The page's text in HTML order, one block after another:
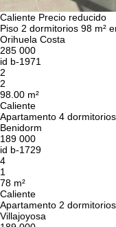
Caliente Precio reducido
Piso 2 dormitorios 98 m²
Orihuela Costa
285 000
id b-1971
2
2
98.00 m²
Caliente
Apartamento 4
Benidorm
189 000
id b-1729
4
1
78 m²
Caliente
Apartamento 2
Villajoyosa